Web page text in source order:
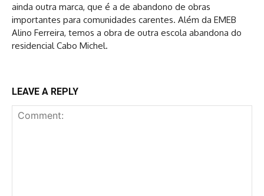
ainda outra marca, que é a de abandono de obras
importantes para comunidades carentes. Além da EMEB
Alino Ferreira, temos a obra de outra escola abandona do
residencial Cabo Michel.
LEAVE A REPLY